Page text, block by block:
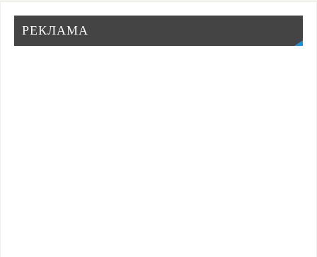
РЕКЛАМА